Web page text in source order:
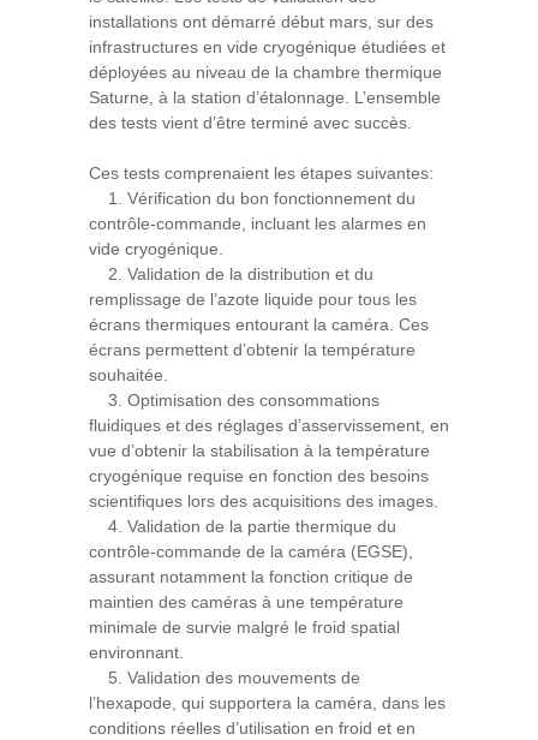
installations ont démarré début mars, sur des
infrastructures en vide cryogénique étudiées et
déployées au niveau de la chambre thermique
Saturne, à la station d’étalonnage. L’ensemble
des tests vient d’être terminé avec succès.
Ces tests comprenaient les étapes suivantes:
1. Vérification du bon fonctionnement du
contrôle-commande, incluant les alarmes en
vide cryogénique.
2. Validation de la distribution et du
remplissage de l’azote liquide pour tous les
écrans thermiques entourant la caméra. Ces
écrans permettent d’obtenir la température
souhaitée.
3. Optimisation des consommations
fluidiques et des réglages d’asservissement, en
vue d’obtenir la stabilisation à la température
cryogénique requise en fonction des besoins
scientifiques lors des acquisitions des images.
4. Validation de la partie thermique du
contrôle-commande de la caméra (EGSE),
assurant notamment la fonction critique de
maintien des caméras à une température
minimale de survie malgré le froid spatial
environnant.
5. Validation des mouvements de
l’hexapode, qui supportera la caméra, dans les
conditions réelles d’utilisation en froid et en